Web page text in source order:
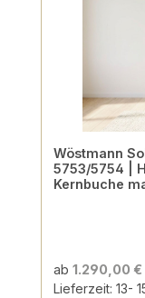
Wöstmann
5753/5754 |
Kernbuche
ab 1.290,00 €
Lieferzeit: 13-